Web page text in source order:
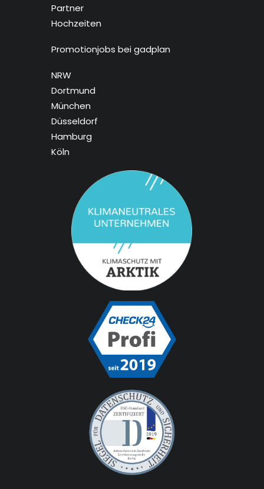
Partner
Hochzeiten
Promotionjobs bei gadplan
NRW
Dortmund
München
Düsseldorf
Hamburg
Köln